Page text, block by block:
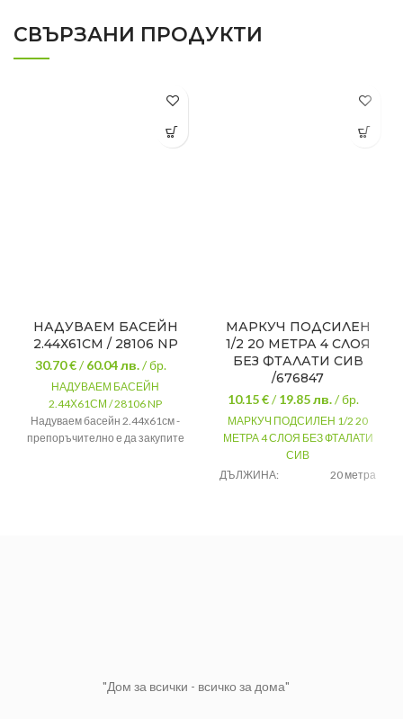
СВЪРЗАНИ ПРОДУКТИ
НАДУВАЕМ БАСЕЙН
2.44Х61СМ / 28106 NP
30.70 €/60.04лв./ бр.
НАДУВАЕМ БАСЕЙН
2.44Х61СМ / 28106 NP
Надуваем басейн 2.44х61см -
препоръчително е да закупите
МАРКУЧ ПОДСИЛЕН
1/2 20 МЕТРА 4 СЛОЯ
БЕЗ ФТАЛАТИ СИВ
/676847
10.15 €/19.85лв./ бр.
МАРКУЧ ПОДСИЛЕН 1/2 20
МЕТРА 4 СЛОЯ БЕЗ ФТАЛАТИ
СИВ
ДЪЛЖИНА:
20 метра
"Дом за всички - всичко за дома"